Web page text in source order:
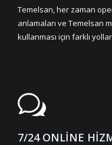
Temelsan, her zaman
anlamaları ve Temelsan
kullanması için farklı
7/24 ONLİNE